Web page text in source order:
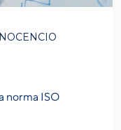
norma ISO